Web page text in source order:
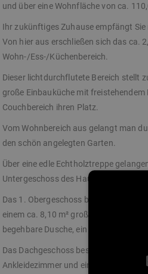
und über eine Wohnfläche von ca.
Ihr zukünftiges Zuhause empfängt Sie
Von hier aus erschließen sich das ca.
Wohn-/Ess-/Küchenbereich.
Dieser lichtdurchflutete Bereich stellt
große Einbauküche mit
Couchbereich ihren Platz.
Vom Wohnbereich aus gelangt man
den schön angelegten Garten.
Über eine edle Echtholztreppe
Untergeschoss des Hauses.
Das 1. Obergeschoss besteht aus
einem ca. 8,10 m² großen
begehbare Dusche, ein schönes
Das Dachgeschoss besteht aus einem
Ankleidezimmer und einem ca. 5,20